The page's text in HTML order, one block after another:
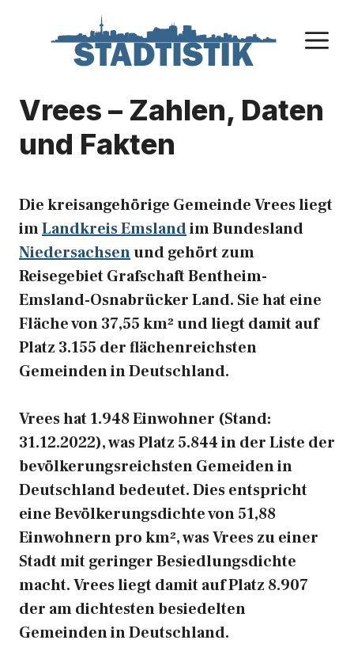
Vrees – Zahlen, Daten
und Fakten
Die kreisangehörige Gemeinde Vrees liegt
imLandkreis Emslandim Bundesland
Niedersachsenund gehört zum
Reisegebiet Grafschaft Bentheim-
Emsland-Osnabrücker Land. Sie hat eine
Fläche von 37,55 km² und liegt damit auf
Platz 3.155 der flächenreichsten
Gemeinden in Deutschland.
Vrees hat 1.948 Einwohner (Stand:
31.12.2022), was Platz 5.844 in der Liste der
bevölkerungsreichsten Gemeiden in
Deutschland bedeutet. Dies entspricht
eine Bevölkerungsdichte von 51,88
Einwohnern pro km², was Vrees zu einer
Stadt mit geringer Besiedlungsdichte
macht. Vrees liegt damit auf Platz 8.907
der am dichtesten besiedelten
Gemeinden in Deutschland.